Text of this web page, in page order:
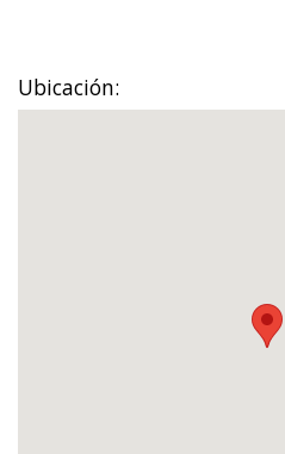
Ubicación: